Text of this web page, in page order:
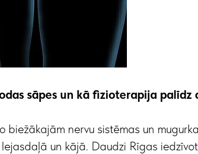
sāpes un kā fizioterapija
biežākajām nervu sistēmas un
un kājā. Daudzi Rīgas